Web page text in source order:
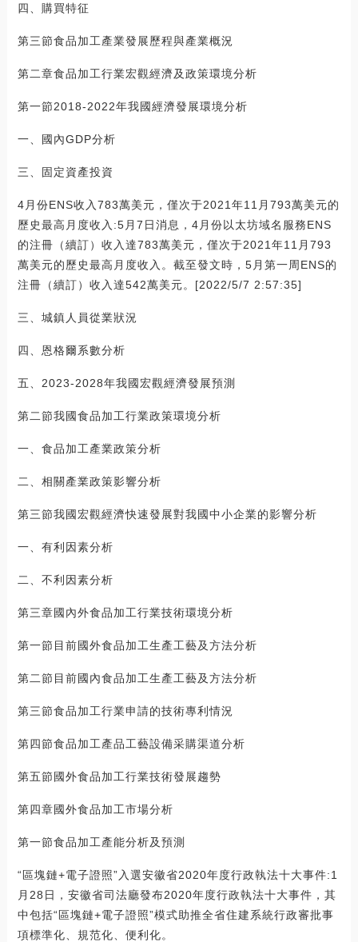
四、購買特征
第三節食品加工產業發展歷程與產業概況
第二章食品加工行業宏觀經濟及政策環境分析
第一節2018-2022年我國經濟發展環境分析
一、國內GDP分析
三、固定資產投資
4月份ENS收入783萬美元，僅次于2021年11月793萬美元的
歷史最高月度收入:5月7日消息，4月份以太坊域名服務ENS
的注冊（續訂）收入達783萬美元，僅次于2021年11月793
萬美元的歷史最高月度收入。截至發文時，5月第一周ENS的
注冊（續訂）收入達542萬美元。[2022/5/7 2:57:35]
三、城鎮人員從業狀況
四、恩格爾系數分析
五、2023-2028年我國宏觀經濟發展預測
第二節我國食品加工行業政策環境分析
一、食品加工產業政策分析
二、相關產業政策影響分析
第三節我國宏觀經濟快速發展對我國中小企業的影響分析
一、有利因素分析
二、不利因素分析
第三章國內外食品加工行業技術環境分析
第一節目前國外食品加工生產工藝及方法分析
第二節目前國內食品加工生產工藝及方法分析
第三節食品加工行業申請的技術專利情況
第四節食品加工產品工藝設備采購渠道分析
第五節國外食品加工行業技術發展趨勢
第四章國外食品加工市場分析
第一節食品加工產能分析及預測
“區塊鏈+電子證照”入選安徽省2020年度行政執法十大事件:1
月28日，安徽省司法廳發布2020年度行政執法十大事件，其
中包括“區塊鏈+電子證照”模式助推全省住建系統行政審批事
項標準化、規范化、便利化。